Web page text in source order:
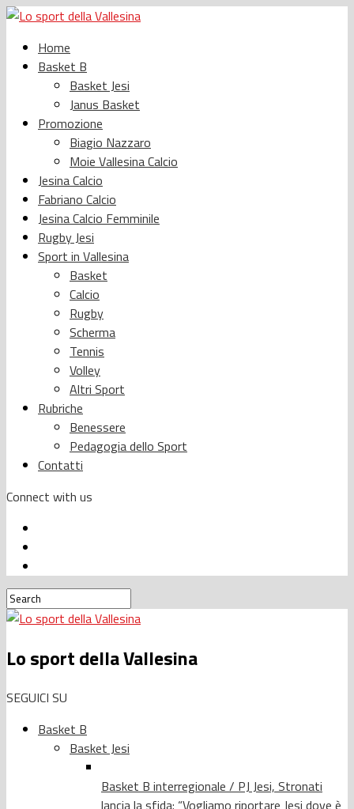
Home
Basket B
Basket Jesi
Janus Basket
Promozione
Biagio Nazzaro
Moie Vallesina Calcio
Jesina Calcio
Fabriano Calcio
Jesina Calcio Femminile
Rugby Jesi
Sport in Vallesina
Basket
Calcio
Rugby
Scherma
Tennis
Volley
Altri Sport
Rubriche
Benessere
Pedagogia dello Sport
Contatti
Connect with us
Lo sport della Vallesina
SEGUICI SU
Basket B
Basket Jesi
Basket B interregionale / PJ Jesi, Stronati
lancia la sfida: “Vogliamo riportare Jesi dove è